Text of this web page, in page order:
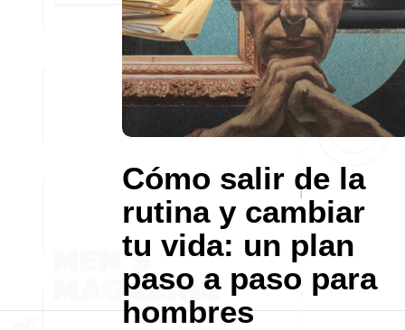
Cómo salir de la
rutina y cambiar
tu vida: un plan
paso a paso para
hombres